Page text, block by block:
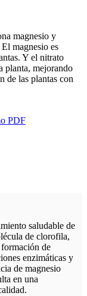
magnesio y
magnesio es
Y el nitrato
planta, mejorando
de las plantas con
PDF
saludable de
de clorofila,
de
enzimáticas y
de magnesio
en una